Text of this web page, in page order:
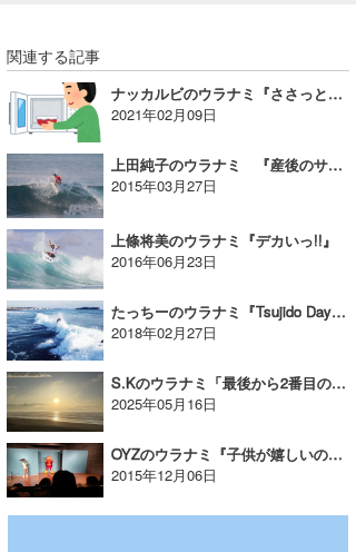
関連する記事
ナッカルビのウラナミ『ささっとレンチン』
2021年02月09日
上田純子のウラナミ 『産後のサーフィン』
2015年03月27日
上條将美のウラナミ『デカいっ!!』
2016年06月23日
たっちーのウラナミ『Tsujido Day …』
2018年02月27日
S.Kのウラナミ「最後から2番目の恋or板!?」
2025年05月16日
OYZのウラナミ『子供が嬉しいのが一番』
2015年12月06日
予報士 hiro.
banpaku
Mr.K
chappy
Romisea